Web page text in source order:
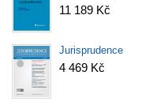
11 189 Kč
Jurisprudence
4 469 Kč